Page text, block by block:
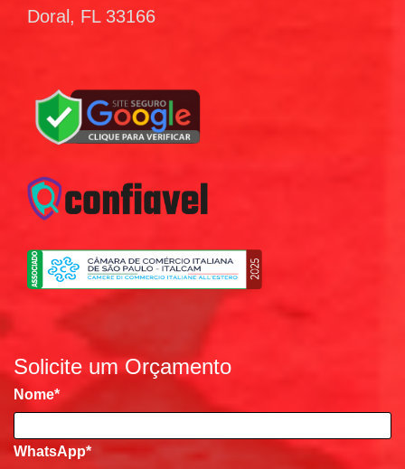
Doral, FL 33166
Solicite um Orçamento
Nome*
WhatsApp*